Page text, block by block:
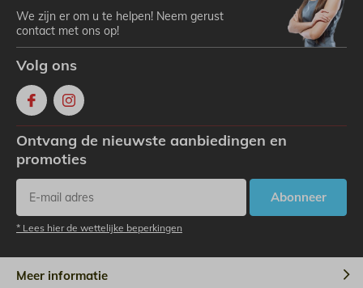
We zijn er om u te helpen! Neem gerust
contact met ons op!
Volg ons
Ontvang de nieuwste aanbiedingen en
promoties
Abonneer
* Lees hier de wettelijke beperkingen
Meer informatie